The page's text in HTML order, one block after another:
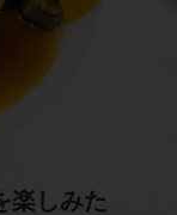
楽しみた